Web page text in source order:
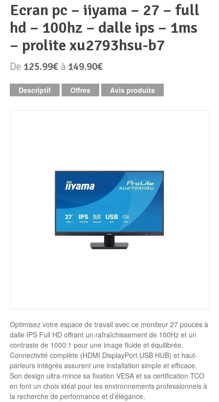
PC de bureau
PC portable
Alimentation PC
Mémoire Notebook
Périphériques & Réseaux
ecran pc – iiyama – 27 – full
hd – 100hz – dalle ips – 1ms
– prolite xu2793hsu-b7
De 125.99€ à 149.90€
Descriptif Offres Avis produits
Optimisez votre espace de travail avec ce moniteur 27 pouces à
dalle IPS Full HD offrant un rafraîchissement de 100Hz et un
contraste de 1000:1 pour une image fluide et équilibrée.
Connectivité complète (HDMI DisplayPort USB HUB) et haut-
parleurs intégrés assurent une installation simple et efficace.
Son design ultra-mince sa fixation VESA et sa certification TCO
en font un choix idéal pour les environnements professionnels à
la recherche de performance et d’élégance.